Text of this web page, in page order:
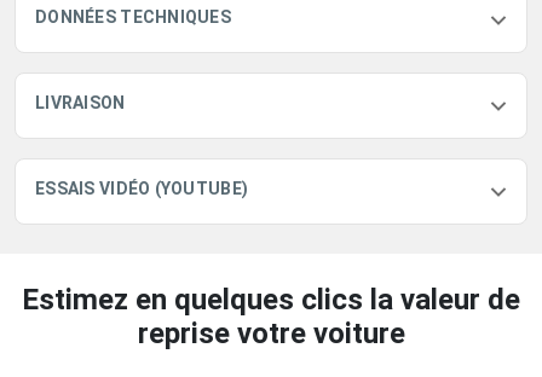
DONNÉES TECHNIQUES
LIVRAISON
ESSAIS VIDÉO (YOUTUBE)
Estimez en quelques clics la valeur de
reprise votre voiture